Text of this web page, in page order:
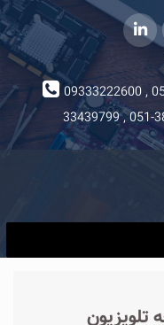
لینکداین
09333222600 ,
33439799 , 051-